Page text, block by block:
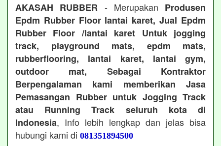
AKASAH RUBBER - Merupakan Produsen
Epdm Rubber Floor lantai karet, Jual Epdm
Rubber Floor /lantai karet Untuk jogging
track, playground mats, epdm mats,
rubberflooring, lantai karet, lantai gym,
outdoor mat, Sebagai Kontraktor
Berpengalaman kami memberikan Jasa
Pemasangan Rubber untuk Jogging Track
atau Running Track seluruh kota di
Indonesia, Info lebih lengkap dan jelas bisa
hubungi kami di 081351894500